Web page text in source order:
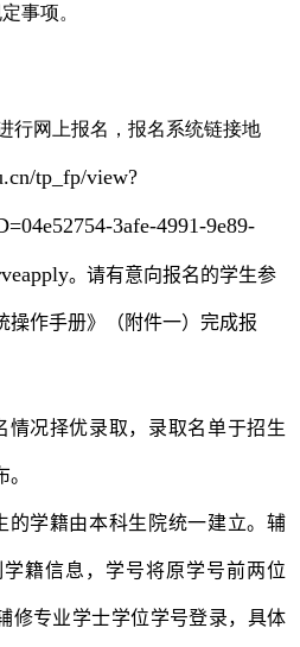
事项。
行网上报名，报名系统链接地
tp_fp/view?
3afe-4991-9e89-
。 请有意向报名的学生参
操作手册》（附件一）完成报
情况择优录取，录取名单于招生
的学籍由本科生院统一建立。辅
籍信息，学号将原学号前两位
修专业学士学位学号登录，具体